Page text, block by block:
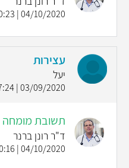
04/10/2020 | 00:23
עצירות
יעל
03/09/2020 | 17:24
תשובת מומחה
ד"ר רונן ברנר
04/10/2020 | 00:16